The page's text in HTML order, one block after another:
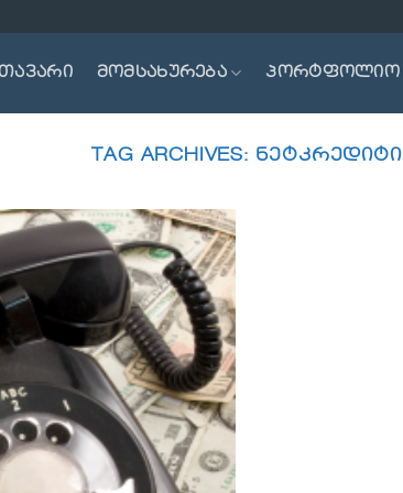
მომსახურება პორტფოლიო
TAG ARCHIVES: ᲜᲔᲢᲙᲠᲔᲓᲘᲢᲘ